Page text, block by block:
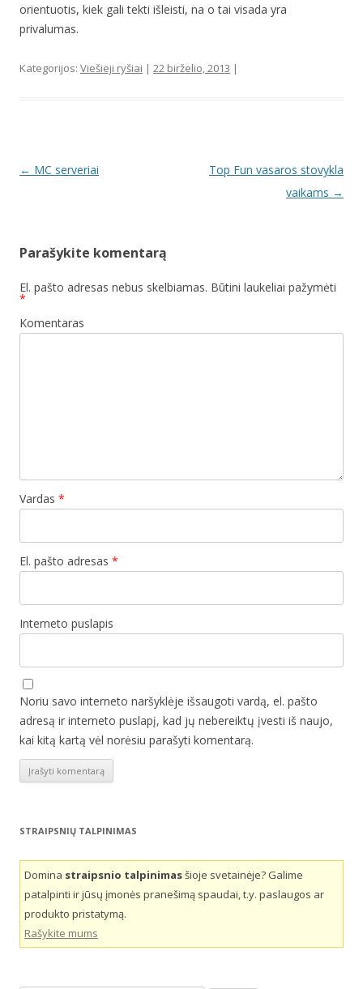
orientuotis, kiek gali tekti išleisti, na o tai visada yra
privalumas.
Kategorijos: Viešieji ryšiai | 22 birželio, 2013 |
Įrašo navigacija
← MC serveriai
Top Fun vasaros stovykla
vaikams →
Parašykite komentarą
El. pašto adresas nebus skelbiamas. Būtini laukeliai pažymėti
*
Komentaras
Vardas *
El. pašto adresas *
Interneto puslapis
Noriu savo interneto naršyklėje išsaugoti vardą, el. pašto
adresą ir interneto puslapį, kad jų nebereiktų įvesti iš naujo,
kai kitą kartą vėl norėsiu parašyti komentarą.
STRAIPSNIŲ TALPINIMAS
Domina straipsnio talpinimasšioje svetainėje? Galime
patalpinti ir jūsų įmonės pranešimą spaudai, t.y. paslaugos ar
produkto pristatymą.
Rašykite mums